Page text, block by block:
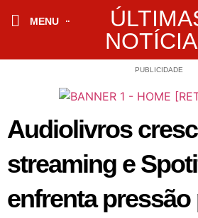
MENU
PUBLICIDADE
Audiolivros
streaming e
enfrenta pressão